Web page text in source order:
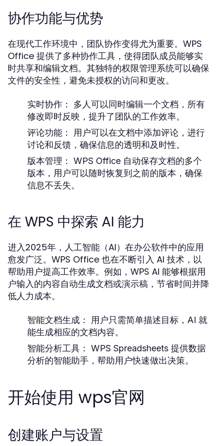
协作功能与优势
在现代工作环境中，团队协作变得尤为重要。WPS
Office 提供了多种协作工具，使得团队成员能够实
时共享和编辑文档。其独特的权限管理系统可以确保
文件的安全性，避免未授权的访问和更改。
实时协作：
多人可以同时编辑一个文档，所有
修改即时反映，提升了团队的工作效率。
评论功能：
用户可以在文档中添加评论，进行
讨论和反馈，确保信息的透明和及时性。
版本管理：
WPS Office 自动保存文档的多个
版本，用户可以随时恢复到之前的版本，确保
信息不丢失。
在 WPS 中探索 AI 能力
进入2025年，人工智能（AI）在办公软件中的应用
愈发广泛。WPS Office 也在不断引入 AI 技术，以
帮助用户提高工作效率。例如，WPS AI 能够根据用
户输入的内容自动生成文档或演示稿，节省时间并降
低人力成本。
智能文档生成：
用户只需简单描述目标，AI 就
能生成相应的文档内容。
智能分析工具：
WPS Spreadsheets 提供数据
分析的智能助手，帮助用户快速做出决策。
开始使用 wps官网
创建账户与设置